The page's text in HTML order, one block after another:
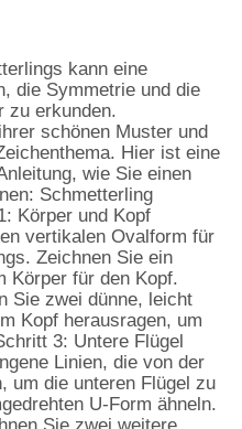
kann eine
die Symmetrie und die
zu erkunden.
schönen Muster und
Hier ist eine
wie Sie einen
Schmetterling
Körper und Kopf
vertikalen Ovalform für
Zeichnen Sie ein
Körper für den Kopf.
Sie zwei dünne, leicht
Kopf herausragen, um
3: Untere Flügel
Linien, die von der
um die unteren Flügel zu
U-Form ähneln.
Sie zwei weitere